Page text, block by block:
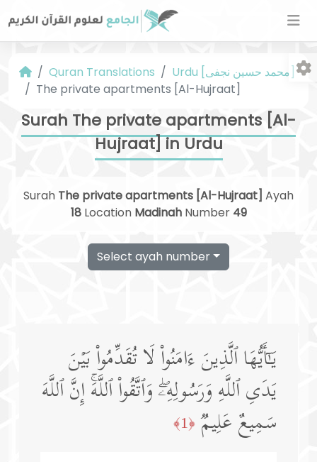
Quran Translations
The private apartments [Al-Hujraat]
Surah The private apartments [Al-
Hujraat] in Urdu
Surah The private apartments [Al-Hujraat] Ayah
18Location MadinahNumber 49
Select ayah number
یَـٰۤأَیُّهَا ٱلَّذِینَ ءَامَنُوا۟ لَا تُقَدِّمُوا۟ بَیۡنَ
یَدَیِ ٱللَّهِ وَرَسُولِهِۦۖ وَٱتَّقُوا۟ ٱللَّهَۚ إِنَّ ٱللَّهَ
سَمِیعٌ عَلِیمࣱ ﴿1﴾